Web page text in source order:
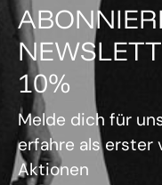
10%
Melde dich für
erfahre als erster
Aktionen